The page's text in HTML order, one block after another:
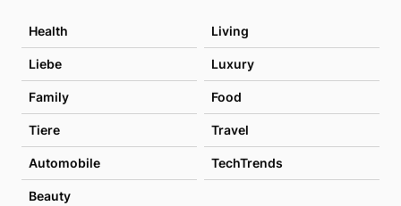
Health Living
Liebe Luxury
Family Food
Tiere Travel
Automobile TechTrends
Beauty